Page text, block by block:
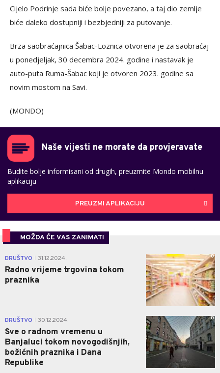
Cijelo Podrinje sada biće bolje povezano, a taj dio zemlje
biće daleko dostupniji i bezbjedniji za putovanje.
Brza saobraćajnica Šabac-Loznica otvorena je za saobraćaj
u ponedjeljak, 30 decembra 2024. godine i nastavak je
auto-puta Ruma-Šabac koji je otvoren 2023. godine sa
novim mostom na Savi.
(MONDO)
Naše vijesti ne morate da provjeravate
Budite bolje informisani od drugih, preuzmite Mondo mobilnu
aplikaciju
PREUZMI APLIKACIJU
MOŽDA ĆE VAS ZANIMATI
DRUŠTVO 31.12.2024.
Radno vrijeme trgovina tokom
praznika
0
DRUŠTVO 30.12.2024.
Sve o radnom vremenu u
Banjaluci tokom novogodišnjih,
božićnih praznika i Dana
Republike
0